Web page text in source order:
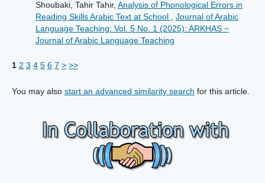
Shoubaki, Tahir Tahir, Analysis of Phonological Errors in
Reading Skills Arabic Text at School
Journal of Arabic
Language Teaching: Vol. 5 No. 1 (2025): ARKHAS ~
Journal of Arabic Language Teaching
1 2 3 4 5 6 7 > >>
You may also start an advanced similarity search for this article.